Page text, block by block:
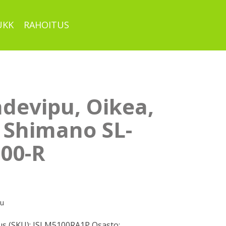
RAHOITUS
Oikea,
SL-
R